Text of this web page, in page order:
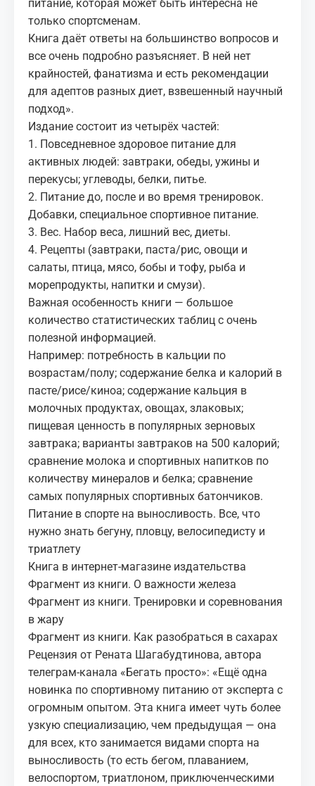
питание, которая может быть интересна не
только спортсменам.
Книга даёт ответы на большинство вопросов и
все очень подробно разъясняет. В ней нет
крайностей, фанатизма и есть рекомендации
для адептов разных диет, взвешенный научный
подход».
Издание состоит из четырёх частей:
1. Повседневное здоровое питание для
активных людей: завтраки, обеды, ужины и
перекусы; углеводы, белки, питье.
2. Питание до, после и во время тренировок.
Добавки, специальное спортивное питание.
3. Вес. Набор веса, лишний вес, диеты.
4. Рецепты (завтраки, паста/рис, овощи и
салаты, птица, мясо, бобы и тофу, рыба и
морепродукты, напитки и смузи).
Важная особенность книги — большое
количество статистических таблиц с очень
полезной информацией.
Например: потребность в кальции по
возрастам/полу; содержание белка и калорий в
пасте/рисе/киноа; содержание кальция в
молочных продуктах, овощах, злаковых;
пищевая ценность в популярных зерновых
завтрака; варианты завтраков на 500 калорий;
сравнение молока и спортивных напитков по
количеству минералов и белка; сравнение
самых популярных спортивных батончиков.
Питание в спорте на выносливость. Все, что
нужно знать бегуну, пловцу, велосипедисту и
триатлету
Книга в интернет-магазине издательства
Фрагмент из книги. О важности железа
Фрагмент из книги. Тренировки и соревнования
в жару
Фрагмент из книги. Как разобраться в сахарах
Рецензия от Рената Шагабудтинова, автора
телеграм-канала «Бегать просто»: «Ещё одна
новинка по спортивному питанию от эксперта с
огромным опытом. Эта книга имеет чуть более
узкую специализацию, чем предыдущая — она
для всех, кто занимается видами спорта на
выносливость (то есть бегом, плаванием,
велоспортом, триатлоном, приключенческими